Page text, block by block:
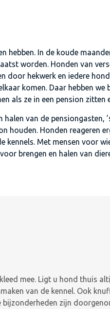
hebben. In de koude
worden. Honden van
door hekwerk en iedere
komen. Daar hebben
als ze in een pension zitten
van de pensiongasten,
houden. Honden reageren
kennels. Met mensen voor
brengen en halen van
mee. Ligt u hond thuis
van de kennel. Ook
zijn